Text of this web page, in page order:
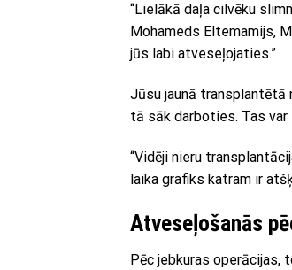
“Lielākā daļa cilvēku
Mohameds Eltemamijs,
jūs labi atveseļojaties.”
Jūsu jaunā transplantētā
tā sāk darboties. Tas var
“Vidēji nieru
laika grafiks katram ir
Atveseļošanās
Pēc jebkuras